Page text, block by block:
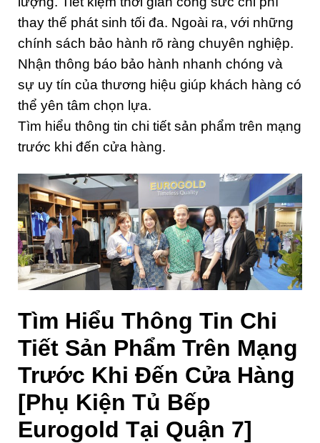
thay thế phát sinh tối đa. Ngoài ra, với những
chính sách bảo hành rõ ràng chuyên nghiệp.
Nhận thông báo bảo hành nhanh chóng và
sự uy tín của thương hiệu giúp khách hàng có
thể yên tâm chọn lựa.
Tìm hiểu thông tin chi tiết sản phẩm trên mạng
trước khi đến cửa hàng.
Tìm Hiểu Thông Tin Chi
Tiết Sản Phẩm Trên Mạng
Trước Khi Đến Cửa Hàng
[Phụ Kiện Tủ Bếp
Eurogold Tại Quận 7]